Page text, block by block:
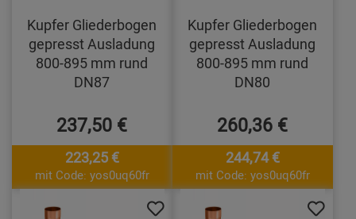
Kupfer Gliederbogen
gepresst Ausladung
800-895 mm rund
DN87
237,50 €
223,25 €
mit Code: yos0uq60fr
Kupfer Gliederbogen
gepresst Ausladung
800-895 mm rund
DN80
260,36 €
244,74 €
mit Code: yos0uq60fr